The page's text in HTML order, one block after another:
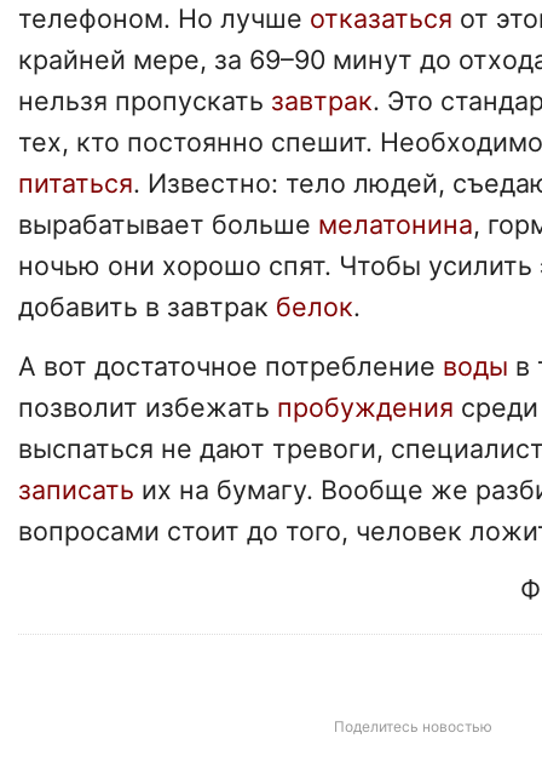
телефоном. Но лучше отказаться от
крайней мере, за 69–90 минут до
нельзя пропускать завтрак. Это
тех, кто постоянно спешит.
питаться. Известно: тело людей,
вырабатывает больше мелатонина,
ночью они хорошо спят. Чтобы
добавить в завтрак белок.
А вот достаточное потребление воды в
позволит избежать пробуждения
выспаться не дают тревоги,
записать их на бумагу. Вообще же
вопросами стоит до того, человек
Поделитесь новостью